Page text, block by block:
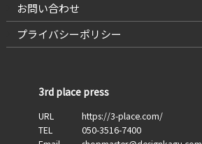
お問い合わせ
プライバシーポリシー
3rd place press
URL
https://3-place.com/
TEL
050-3516-7400